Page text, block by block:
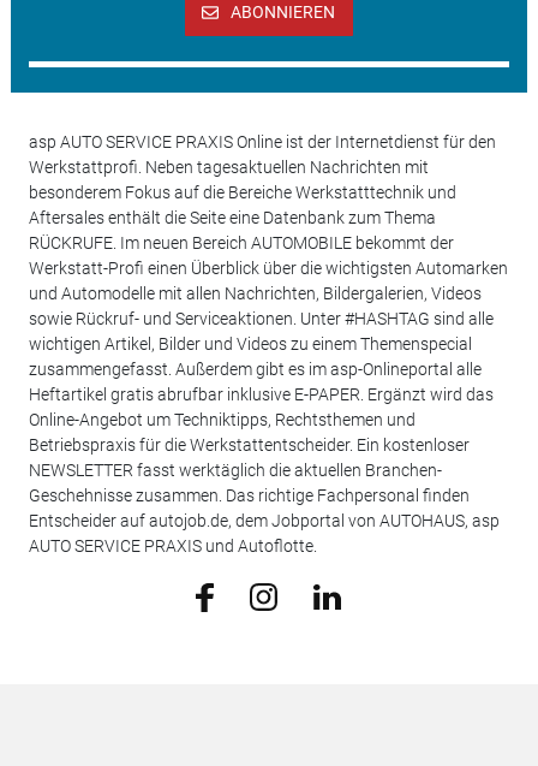
ABONNIEREN
asp AUTO SERVICE PRAXIS Online ist der Internetdienst für den
Werkstattprofi. Neben tagesaktuellen Nachrichten mit
besonderem Fokus auf die Bereiche Werkstatttechnik und
Aftersales enthält die Seite eine Datenbank zum Thema
RÜCKRUFE. Im neuen Bereich AUTOMOBILE bekommt der
Werkstatt-Profi einen Überblick über die wichtigsten Automarken
und Automodelle mit allen Nachrichten, Bildergalerien, Videos
sowie Rückruf- und Serviceaktionen. Unter #HASHTAG sind alle
wichtigen Artikel, Bilder und Videos zu einem Themenspecial
zusammengefasst. Außerdem gibt es im asp-Onlineportal alle
Heftartikel gratis abrufbar inklusive E-PAPER. Ergänzt wird das
Online-Angebot um Techniktipps, Rechtsthemen und
Betriebspraxis für die Werkstattentscheider. Ein kostenloser
NEWSLETTER fasst werktäglich die aktuellen Branchen-
Geschehnisse zusammen. Das richtige Fachpersonal finden
Entscheider auf autojob.de, dem Jobportal von AUTOHAUS, asp
AUTO SERVICE PRAXIS und Autoflotte.